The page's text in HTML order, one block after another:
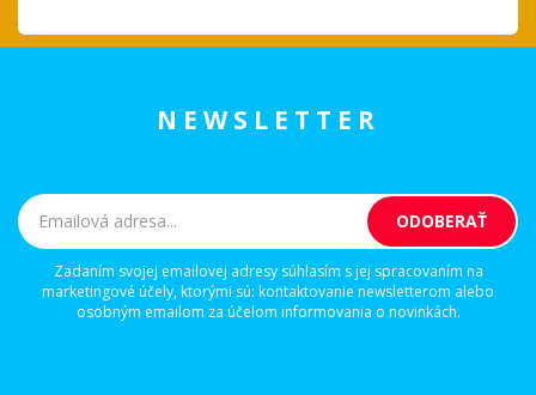
NEWSLETTER
Zadaním svojej emailovej adresy súhlasím s jej spracovaním na
marketingové účely, ktorými sú: kontaktovanie newsletterom alebo
osobným emailom za účelom informovania o novinkách.